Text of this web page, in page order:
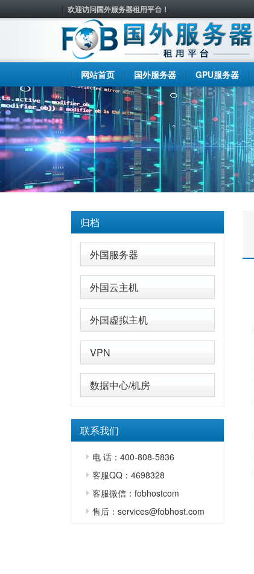
欢迎访问国外服务器租用平台！
网站首页 国外服务器 GPU服务器
归档
外国服务器
外国云主机
外国虚拟主机
VPN
数据中心/机房
联系我们
电 话：400-808-5836
客服QQ：4698328
客服微信：fobhostcom
售后：services@fobhost.com